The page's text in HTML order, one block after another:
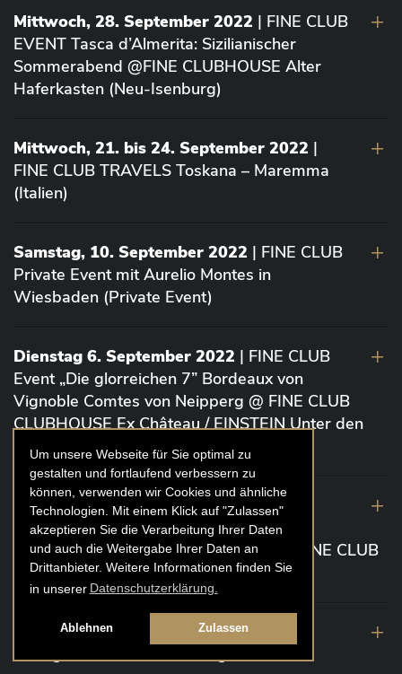
Um unsere Webseite für Sie optimal zu
gestalten und fortlaufend verbessern zu
können, verwenden wir Cookies und ähnliche
Technologien. Mit einem Klick auf "Zulassen"
akzeptieren Sie die Verarbeitung Ihrer Daten
und auch die Weitergabe Ihrer Daten an
Drittanbieter. Weitere Informationen finden Sie
in unserer Datenschutzerklärung.
Ablehnen Zulassen
Mittwoch, 28. September 2022 | FINE CLUB
EVENT Tasca d’Almerita: Sizilianischer
Sommerabend @FINE CLUBHOUSE Alter
Haferkasten (Neu-Isenburg)
Mittwoch, 21. bis 24. September 2022 |
FINE CLUB TRAVELS Toskana – Maremma
(Italien)
Samstag, 10. September 2022 | FINE CLUB
Private Event mit Aurelio Montes in
Wiesbaden (Private Event)
Dienstag 6. September 2022 | FINE CLUB
Event „Die glorreichen 7” Bordeaux von
Vignoble Comtes von Neipperg @ FINE CLUB
CLUBHOUSE Ex Château / EINSTEIN Unter den
Linden (Berlin)
19. August 2022| FINE CLUB Academy
Caviar „Die glorreichen 7“ Riesling Große
Gewächse von der Mosel aus 2020 @ FINE CLUB
Clubhouse Prunier Cologne (Köln)
29. Juli 2022
| Weinbergwanderung
Weingüter Geheimrat J. Wegeler